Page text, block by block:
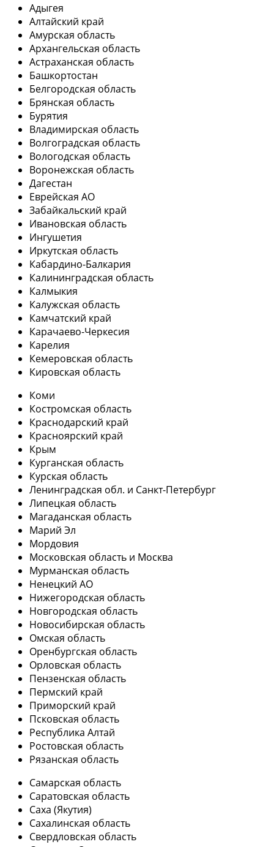
Адыгея
Алтайский край
Амурская область
Архангельская область
Астраханская область
Башкортостан
Белгородская область
Брянская область
Бурятия
Владимирская область
Волгоградская область
Вологодская область
Воронежская область
Дагестан
Еврейская АО
Забайкальский край
Ивановская область
Ингушетия
Иркутская область
Кабардино-Балкария
Калининградская область
Калмыкия
Калужская область
Камчатский край
Карачаево-Черкесия
Карелия
Кемеровская область
Кировская область
Коми
Костромская область
Краснодарский край
Красноярский край
Крым
Курганская область
Курская область
Ленинградская обл. и Санкт-Петербург
Липецкая область
Магаданская область
Марий Эл
Мордовия
Московская область и Москва
Мурманская область
Ненецкий АО
Нижегородская область
Новгородская область
Новосибирская область
Омская область
Оренбургская область
Орловская область
Пензенская область
Пермский край
Приморский край
Псковская область
Республика Алтай
Ростовская область
Рязанская область
Самарская область
Саратовская область
Саха (Якутия)
Сахалинская область
Свердловская область